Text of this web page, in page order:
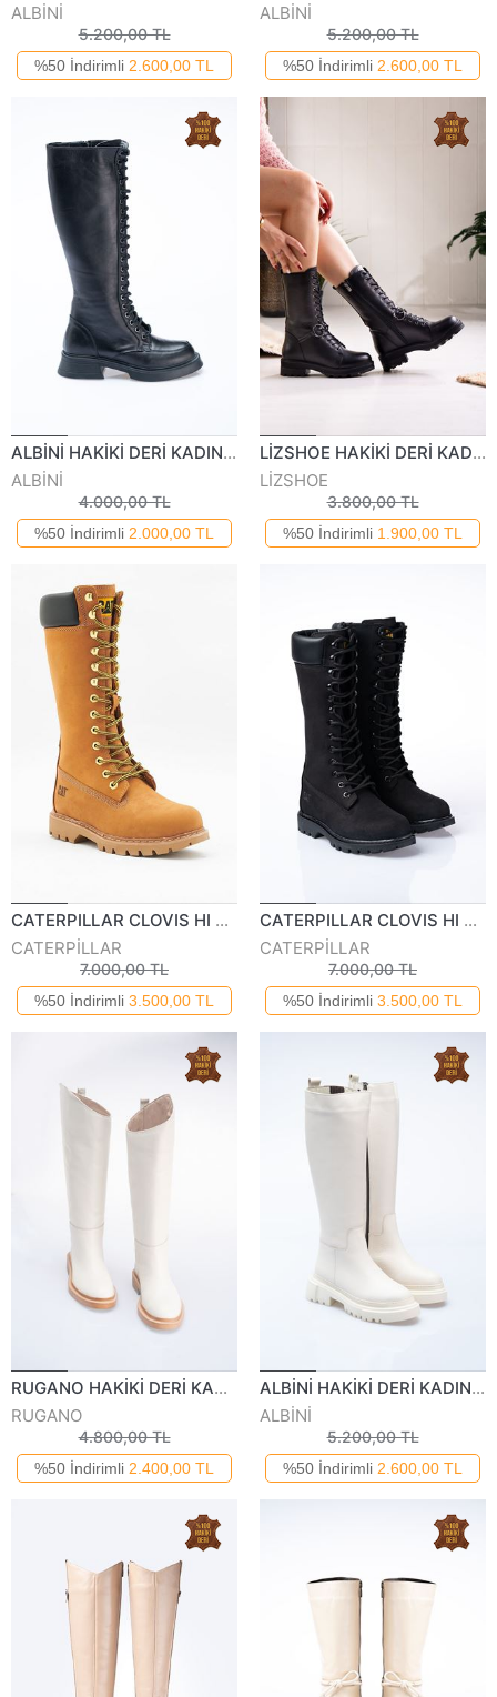
ALBİNİ
5.200,00 TL
%50 İndirimli 2.600,00 TL
ALBİNİ
5.200,00 TL
%50 İndirimli 2.600,00 TL
ALBİNİ HAKİKİ DERİ KADIN GÜNLÜK ÇİZME 1009022K
ALBİNİ
4.000,00 TL
%50 İndirimli 2.000,00 TL
LİZSHOE HAKİKİ DERİ KADIN ÇİZME VYGR 941023K
LİZSHOE
3.800,00 TL
%50 İndirimli 1.900,00 TL
CATERPILLAR CLOVIS HI KADIN ÇİZME 22K
CATERPİLLAR
7.000,00 TL
%50 İndirimli 3.500,00 TL
CATERPILLAR CLOVIS HI KADIN ÇİZME 22K
CATERPİLLAR
7.000,00 TL
%50 İndirimli 3.500,00 TL
RUGANO HAKİKİ DERİ KADIN GÜNLÜK ÇİZME 6611022K
RUGANO
4.800,00 TL
%50 İndirimli 2.400,00 TL
ALBİNİ HAKİKİ DERİ KADIN ÇİZME 1048123K
ALBİNİ
5.200,00 TL
%50 İndirimli 2.600,00 TL